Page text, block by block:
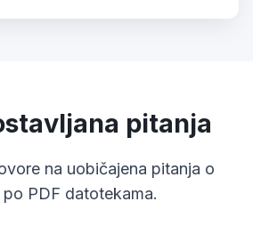
pitanja
na uobičajena pitanja o
po PDF datotekama.